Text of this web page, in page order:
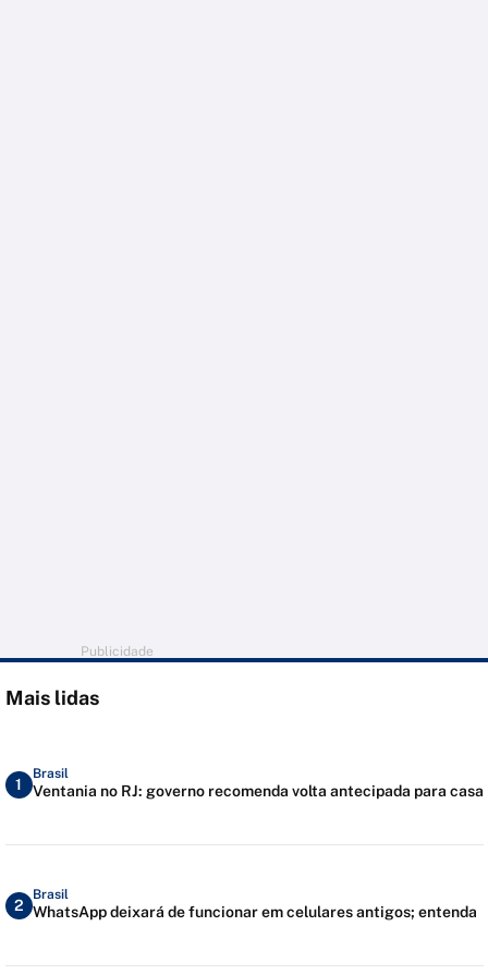
Publicidade
Mais lidas
1
Brasil
Ventania no RJ: governo recomenda volta antecipada para casa
2
Brasil
WhatsApp deixará de funcionar em celulares antigos; entenda